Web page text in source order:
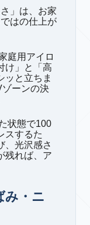
」は、お家
はの仕上が
庭用アイロ
け」と「高
ッと立ちま
ーンの決
状態で100
スするた
、光沢感さ
残れば、ア
み・ニ